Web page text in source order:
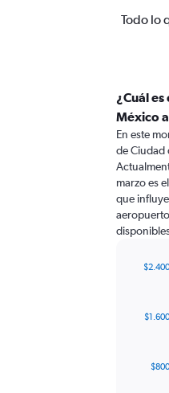
Todo lo
¿Cuál
México
En este
de Ciudad
marzo es
que
12
The$800
$1.600
$2.400